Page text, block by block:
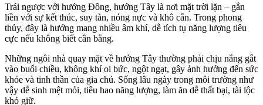
Trái ngược với hướng Đông, hướng Tây là nơi mặt trời lặn – gắn
liền với sự kết thúc, suy tàn, nóng nực và khô cằn. Trong phong
thủy, đây là hướng mang nhiều âm khí, dễ tích tụ năng lượng tiêu
cực nếu không biết cân bằng.
Những ngôi nhà quay mặt về hướng Tây thường phải chịu nắng gắt
vào buổi chiều, không khí oi bức, ngột ngạt, gây ảnh hưởng đến sức
khỏe và tinh thần của gia chủ. Sống lâu ngày trong môi trường như
vậy dễ sinh mệt mỏi, tiêu hao năng lượng, làm ăn dễ thất bại, tài lộc
khó giữ.